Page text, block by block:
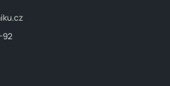
92